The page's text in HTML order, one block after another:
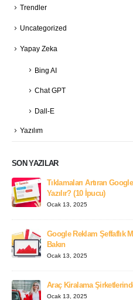
Trendler
Uncategorized
Yapay Zeka
Bing AI
Chat GPT
Dall-E
Yazılım
SON YAZILAR
Tıklamaları Artıran
Yazılır? (10 İpucu)
Ocak 13, 2025
Google Reklam Şeffaflık
Bakın
Ocak 13, 2025
Araç Kiralama
Ocak 13, 2025